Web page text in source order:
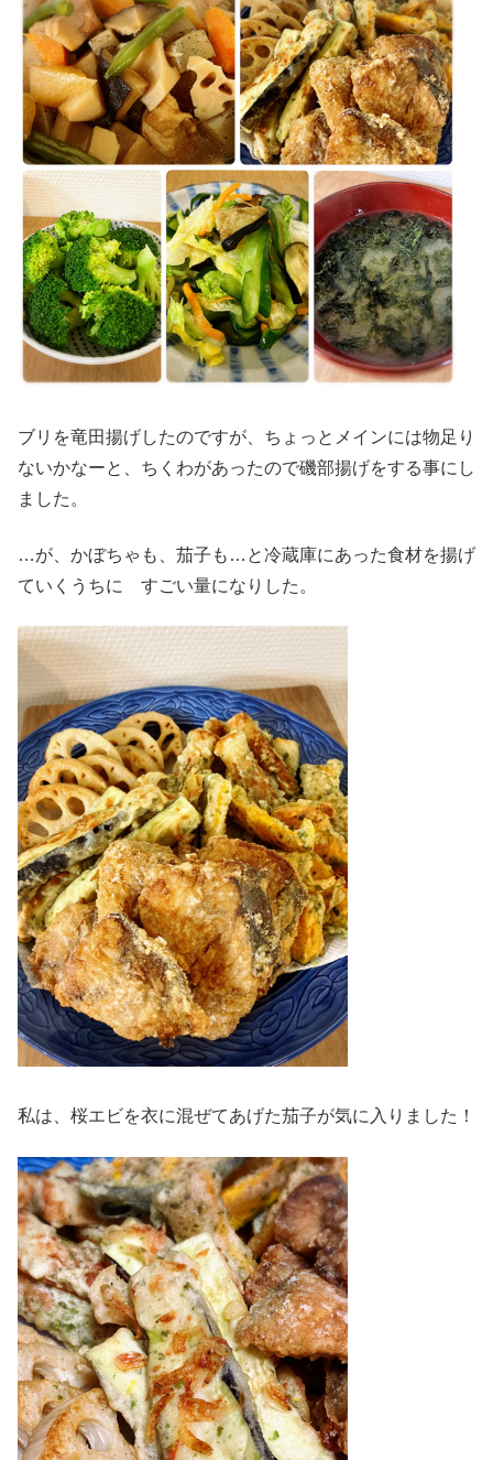
ブリを竜田揚げしたのですが、ちょっとメインには物足り
ないかなーと、ちくわがあったので磯部揚げをする事にし
ました。
…が、かぼちゃも、茄子も…と冷蔵庫にあった食材を揚げ
ていくうちに すごい量になりした。
私は、桜エビを衣に混ぜてあげた茄子が気に入りました！